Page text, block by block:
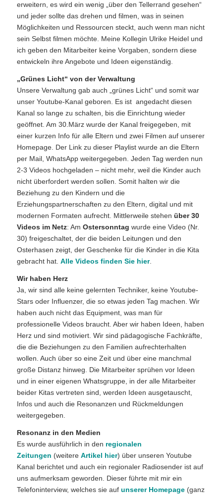
erweitern, es wird ein wenig „über den Tellerrand gesehen“
und jeder sollte das drehen und filmen, was in seinen
Möglichkeiten und Ressourcen steckt, auch wenn man nicht
sein Selbst filmen möchte. Meine Kollegin Ulrike Heidel und
ich geben den Mitarbeiter keine Vorgaben, sondern diese
entwickeln ihre Angebote und Ideen eigenständig.
„Grünes Licht“ von der Verwaltung
Unsere Verwaltung gab auch „grünes Licht“ und somit war
unser Youtube-Kanal geboren. Es ist angedacht diesen
Kanal so lange zu schalten, bis die Einrichtung wieder
geöffnet. Am 30.März wurde der Kanal freigegeben, mit
einer kurzen Info für alle Eltern und zwei Filmen auf unserer
Homepage. Der Link zu dieser Playlist wurde an die Eltern
per Mail, WhatsApp weitergegeben. Jeden Tag werden nun
2-3 Videos hochgeladen – nicht mehr, weil die Kinder auch
nicht überfordert werden sollen. Somit halten wir die
Beziehung zu den Kindern und die
Erziehungspartnerschaften zu den Eltern, digital und mit
modernen Formaten aufrecht. Mittlerweile stehen über 30
Videos im Netz: Am Ostersonntag wurde eine Video (Nr.
30) freigeschaltet, der die beiden Leitungen und den
Osterhasen zeigt, der Geschenke für die Kinder in die Kita
gebracht hat. Alle Videos finden Sie hier.
Wir haben Herz
Ja, wir sind alle keine gelernten Techniker, keine Youtube-
Stars oder Influenzer, die so etwas jeden Tag machen. Wir
haben auch nicht das Equipment, was man für
professionelle Videos braucht. Aber wir haben Ideen, haben
Herz und sind motiviert. Wir sind pädagogische Fachkräfte,
die die Beziehungen zu den Familien aufrechterhalten
wollen. Auch über so eine Zeit und über eine manchmal
große Distanz hinweg. Die Mitarbeiter sprühen vor Ideen
und in einer eigenen Whatsgruppe, in der alle Mitarbeiter
beider Kitas vertreten sind, werden Ideen ausgetauscht,
Infos und auch die Resonanzen und Rückmeldungen
weitergegeben.
Resonanz in den Medien
Es wurde ausführlich in den regionalen
Zeitungen (weitere Artikel hier) über unseren Youtube
Kanal berichtet und auch ein regionaler Radiosender ist auf
uns aufmerksam geworden. Dieser führte mit mir ein
Telefoninterview, welches sie auf unserer Homepage(ganz